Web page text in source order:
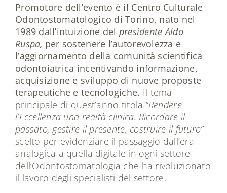
Promotore dell’evento è il Centro Culturale
Odontostomatologico di Torino, nato nel
1989 dall’intuizione del presidente Aldo
Ruspa, per sostenere l’autorevolezza e
l’aggiornamento della comunità scientifica
odontoiatrica incentivando informazione,
acquisizione e sviluppo di nuove proposte
terapeutiche e tecnologiche. Il tema
principale di quest’anno titola “Rendere
l’Eccellenza una realtà clinica. Ricordare il
passato, gestire il presente, costruire il futuro”
scelto per evidenziare il passaggio dall’era
analogica a quella digitale in ogni settore
dell’Odontostomatologia che ha rivoluzionato
il lavoro degli specialisti del settore.